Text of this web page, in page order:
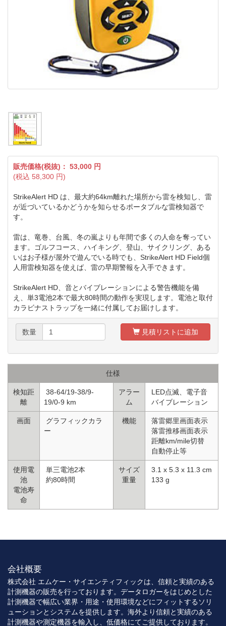
販売価格(税抜)： 53,000 円
(税込 58,300 円)
StrikeAlert HD は、最大約64km離れた場所から雷を検知し、雷
が近づいているかどうかを知らせるポータブルな雷検知器で
す。
雷は、竜巻、台風、冬の嵐よりも年間で多くの人命を奪ってい
ます。ゴルフコース、ハイキング、登山、サイクリング、ある
いはお子様が屋外で遊んでいる時でも、StrikeAlert HD Field個
人用雷検知器を使えば、雷の早期警報を入手できます。
StrikeAlert HD、音とバイブレーションによる警告機能を備
え、単3電池2本で最大80時間の動作を実現します。電池と取付
カラビナストラップを一緒に付属してお届けします。
数量 見積リストに追加
仕様
検知距
離
38-64/19-38/9-
19/0-9 km
アラー
ム
LED点滅、電子音
バイブレーション
画面
グラフィックカラ
ー
機能
落雷郷里画面表示
落雷推移画面表示
距離km/mile切替
自動停止等
使用電
池
電池寿
命
単三電池2本
約80時間
サイズ
重量
3.1 x 5.3 x 11.3 cm
133 g
会社概要
株式会社 エムケー・サイエンティフィックは、信頼と実績のある
計測機器の販売を行っております。データロガーをはじめとした
計測機器で幅広い業界・用途・使用環境などにフィットするソリ
ューションとシステムを提供します。海外より信頼と実績のある
計測機器や測定機器を輸入し、低価格にてご提供しております。